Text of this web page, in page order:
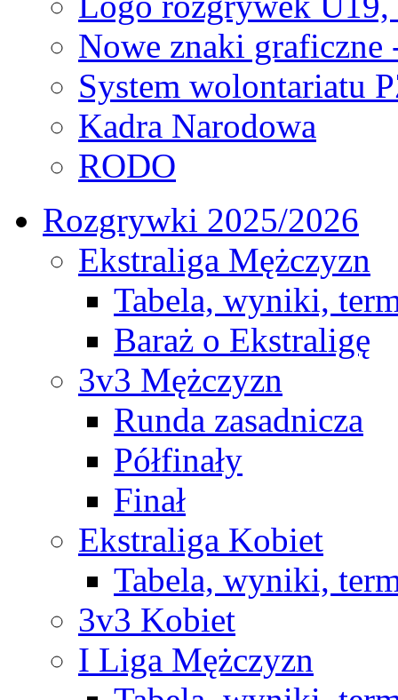
Nowe znaki graficzne
System wolontariatu
Kadra Narodowa
RODO
Rozgrywki 2025/2026
Ekstraliga Mężczyzn
Tabela, wyniki,
Baraż o Ekstraligę
3v3 Mężczyzn
Runda zasadnicza
Półfinały
Finał
Ekstraliga Kobiet
Tabela, wyniki,
3v3 Kobiet
I Liga Mężczyzn